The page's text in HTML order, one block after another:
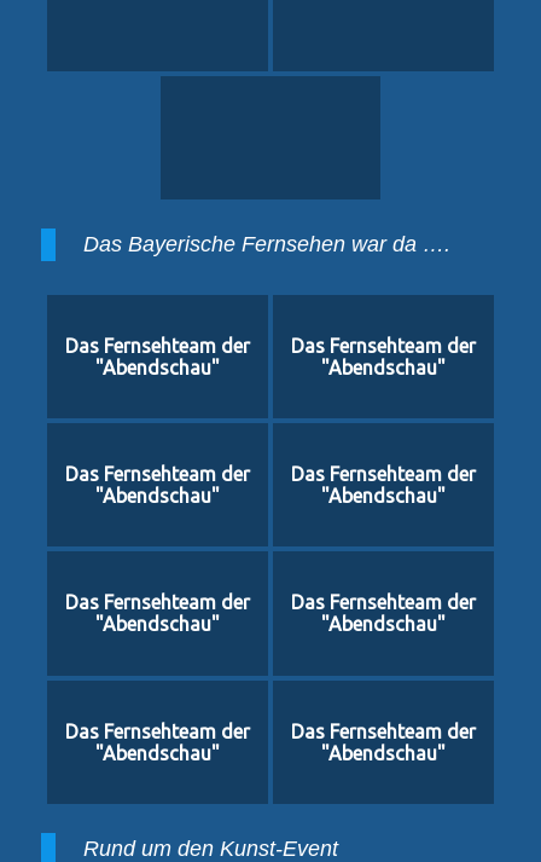
Das Bayerische Fernsehen war da ….
Das Fernsehteam der
"Abendschau"
Das Fernsehteam der
"Abendschau"
Das Fernsehteam der
"Abendschau"
Das Fernsehteam der
"Abendschau"
Das Fernsehteam der
"Abendschau"
Das Fernsehteam der
"Abendschau"
Das Fernsehteam der
"Abendschau"
Das Fernsehteam der
"Abendschau"
Rund um den Kunst-Event